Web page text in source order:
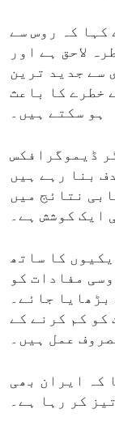
کہا کہ روس سے
لاحق ہے اور
سے جدید ترین
خطرے کا باعث
ہو سکتے ہیں۔
ڈیموگرافکس
بنا رہے ہیں
نتائج میں
ایک کوشش ہے۔
کا ساتھ
مفادات کو
بڑھایا جائے۔
کو کم کرنے کے
عمل ہیں۔
کہ ایران بھی
کر رہا ہے۔